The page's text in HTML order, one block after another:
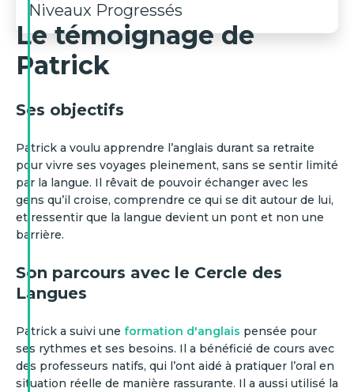
Niveaux Progressés
Le témoignage de
Patrick
Ses objectifs
Patrick a voulu apprendre l’anglais durant sa retraite
pour vivre ses voyages pleinement, sans se sentir limité
par la langue. Il rêvait de pouvoir échanger avec les
gens qu’il croise, comprendre ce qui se dit autour de lui,
et ressentir que la langue devient un pont et non une
barrière.
Son parcours avec le Cercle des
Langues
Patrick a suivi une formation d'anglais pensée pour
ses rythmes et ses besoins. Il a bénéficié de cours avec
des professeurs natifs, qui l’ont aidé à pratiquer l’oral en
situation réelle de manière rassurante. Il a aussi utilisé la